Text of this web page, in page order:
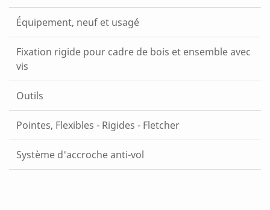
Équipement, neuf et usagé
Fixation rigide pour cadre de bois et ensemble avec
vis
Outils
Pointes, Flexibles - Rigides - Fletcher
Système d'accroche anti-vol